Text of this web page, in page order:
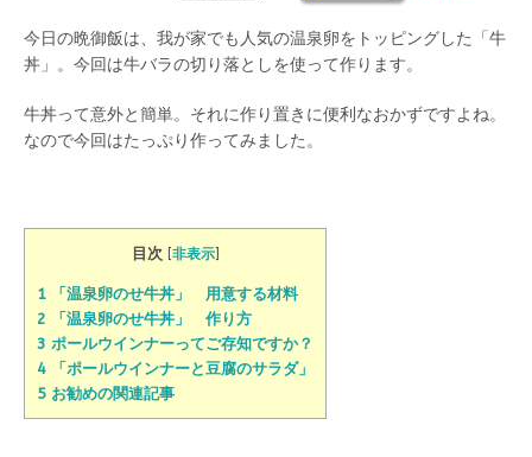
今日の晩御飯は、我が家でも人気の温泉卵をトッピングした「牛
丼」。今回は牛バラの切り落としを使って作ります。
牛丼って意外と簡単。それに作り置きに便利なおかずですよね。
なので今回はたっぷり作ってみました。
目次 非表示]
1 「温泉卵のせ牛丼」 用意する材料
2 「温泉卵のせ牛丼」 作り方
3 ポールウインナーってご存知ですか？
4 「ポールウインナーと豆腐のサラダ」
5 お勧めの関連記事